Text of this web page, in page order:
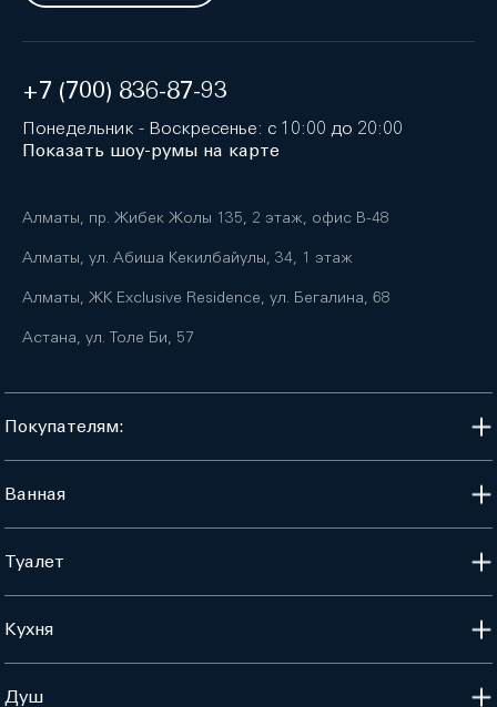
+7 (700) 836-87-93
Понедельник - Воскресенье: с 10:00 до 20:00
Показать шоу-румы на карте
Алматы, пр. Жибек Жолы 135, 2 этаж, офис B-48
Алматы, ул. Абиша Кекилбайулы, 34, 1 этаж
Алматы, ЖК Exclusive Residence, ул. Бегалина, 68
Астана, ул. Толе Би, 57
Покупателям:
Ванная
Туалет
Кухня
Душ